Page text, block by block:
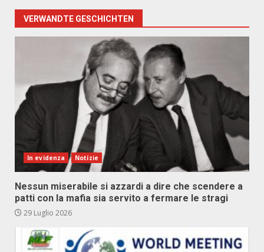
VERWANDTE GESCHICHTEN
In evidenza Notizie
Nessun miserabile si azzardi a dire che scendere a
patti con la mafia sia servito a fermare le stragi
29 Luglio 2026